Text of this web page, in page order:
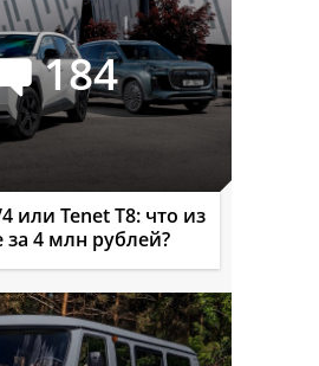
184
или Tenet T8: что из
4 млн рублей?